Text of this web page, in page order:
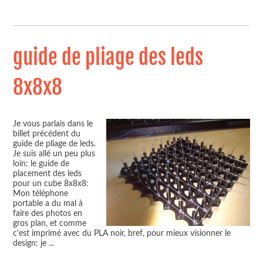
guide de pliage des leds
8x8x8
Je vous parlais dans le
billet précédent du
guide de pliage de leds.
Je suis allé un peu plus
loin: le guide de
placement des leds
pour un cube 8x8x8:
Mon téléphone
portable a du mal à
faire des photos en
gros plan, et comme
c'est imprimé avec du PLA noir, bref, pour mieux visionner le
design: je ...